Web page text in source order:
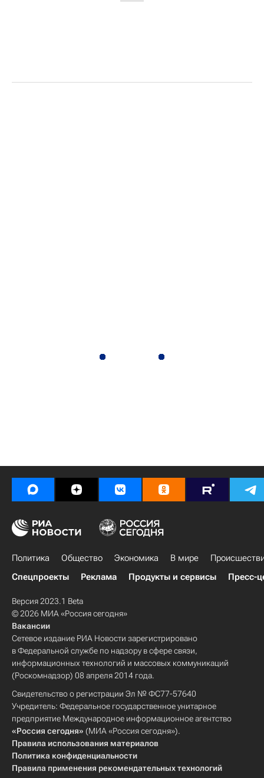
Политика Общество Экономика В мире
Спецпроекты
Реклама Продукты и сервисы Пресс-
Версия 2023.1 Beta
© 2026 МИА «Россия сегодня»
Вакансии
Сетевое издание РИА Новости зарегистрировано
в Федеральной службе по надзору в сфере связи,
информационных технологий и массовых коммуникаций
(Роскомнадзор) 08 апреля 2014 года.
Свидетельство о регистрации Эл № ФС77-57640
Учредитель: Федеральное государственное унитарное
предприятие Международное информационное агентство
«Россия сегодня» (МИА «Россия сегодня»).
Правила использования материалов
Политика конфиденциальности
Правила применения рекомендательных технологий